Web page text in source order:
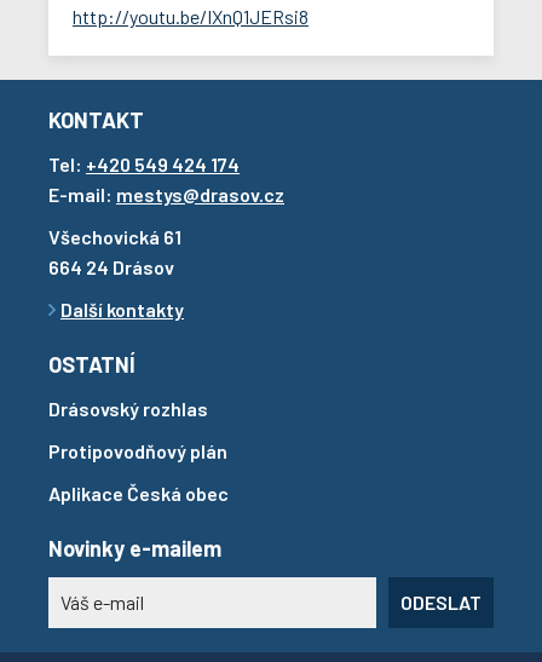
http://youtu.be/IXnQ1JERsi8
KONTAKT
Tel: +420 549 424 174
E-mail: mestys@drasov.cz
Všechovická 61
664 24 Drásov
Další kontakty
OSTATNÍ
Drásovský rozhlas
Protipovodňový plán
Aplikace Česká obec
Novinky e-mailem
ODESLAT